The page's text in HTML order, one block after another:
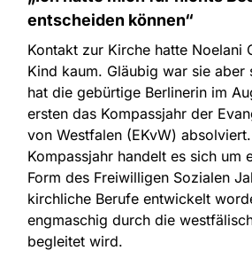
entscheiden können“
Kontakt zur Kirche hatte Noelani
Kind kaum. Gläubig war sie aber
hat die gebürtige Berlinerin im
ersten das Kompassjahr der
von Westfalen (EKvW)
Kompassjahr handelt es sich um
Form des Freiwilligen Sozialen
kirchliche Berufe entwickelt
engmaschig durch die
begleitet wird.